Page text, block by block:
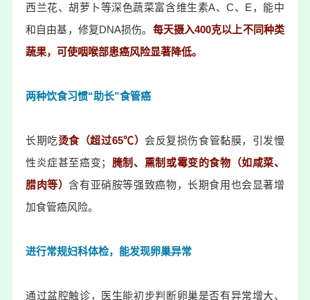
西兰花、胡萝卜等深色蔬菜富含维生素A、C、E，能中
和自由基，修复DNA损伤。 每天摄入400克以上不同种类
蔬果，可使咽喉部患癌风险显著降低。
两种饮食习惯“助长”食管癌
长期吃烫食（超过65℃）会反复损伤食管黏膜，引发慢
性炎症甚至癌变；
腌制、熏制或霉变的食物（如咸菜、
腊肉等）含有亚硝胺等强致癌物，长期食用也会显著增
加食管癌风险。
进行常规妇科体检，能发现卵巢异常
通过盆腔触诊，医生能初步判断卵巢是否有异常增大、